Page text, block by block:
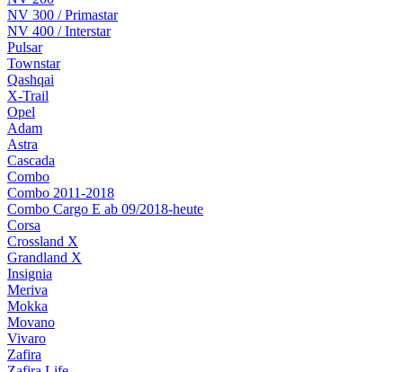
NV 300 / Primastar
NV 400 / Interstar
Pulsar
Townstar
Qashqai
X-Trail
Opel
Adam
Astra
Cascada
Combo
Combo 2011-2018
Combo Cargo E ab 09/2018-heute
Corsa
Crossland X
Grandland X
Insignia
Meriva
Mokka
Movano
Vivaro
Zafira